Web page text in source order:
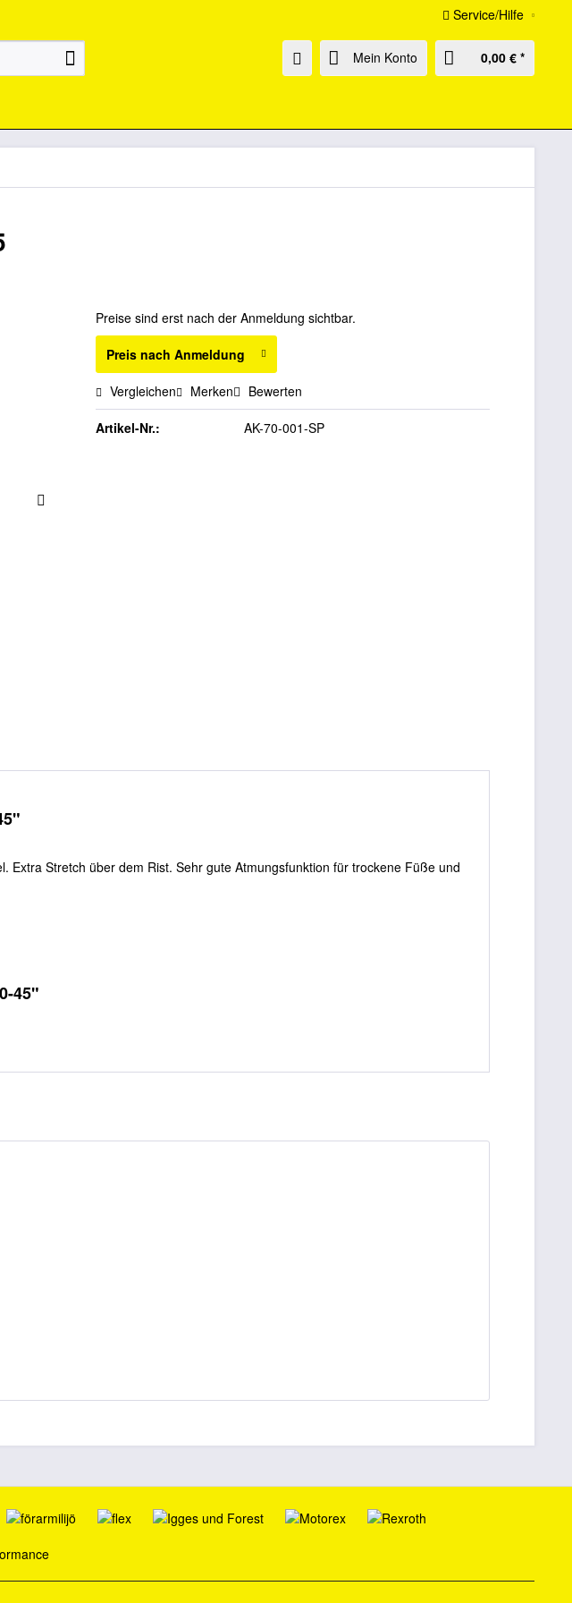
Service/Hilfe
Mein Konto 0,00 € *
Preise sind erst nach der Anmeldung sichtbar.
Preis nach Anmeldung
Vergleichen Merken Bewerten
Artikel-Nr.: AK-70-001-SP
Stretch über dem Rist. Sehr gute Atmungsfunktion für trockene Füße und
45"